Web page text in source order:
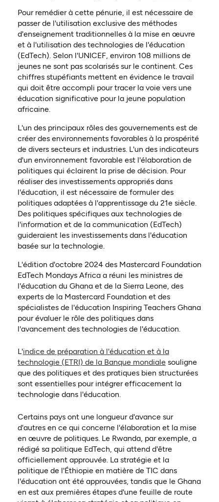
Pour remédier à cette pénurie, il est nécessaire de
passer de l'utilisation exclusive des méthodes
d'enseignement traditionnelles à la mise en œuvre
et à l'utilisation des technologies de l'éducation
(EdTech). Selon l'UNICEF, environ 108 millions de
jeunes ne sont pas scolarisés sur le continent. Ces
chiffres stupéfiants mettent en évidence le travail
qui doit être accompli pour tracer la voie vers une
éducation significative pour la jeune population
africaine.
L'un des principaux rôles des gouvernements est de
créer des environnements favorables à la prospérité
de divers secteurs et industries. L'un des indicateurs
d'un environnement favorable est l'élaboration de
politiques qui éclairent la prise de décision. Pour
réaliser des investissements appropriés dans
l'éducation, il est nécessaire de formuler des
politiques adaptées à l'apprentissage du 21e siècle.
Des politiques spécifiques aux technologies de
l'information et de la communication (EdTech)
guideraient les investissements dans l'éducation
basée sur la technologie.
L'édition d'octobre 2024 des Mastercard Foundation
EdTech Mondays Africa a réuni les ministres de
l'éducation du Ghana et de la Sierra Leone, des
experts de la Mastercard Foundation et des
spécialistes de l'éducation Inspiring Teachers Ghana
pour évaluer le rôle des politiques dans
l'avancement des technologies de l'éducation.
L'indice de préparation à l'éducation et à la
technologie (ETRI) de la Banque mondiale(ouvre dans
souligne
que des politiques et des pratiques bien structurées
sont essentielles pour intégrer efficacement la
technologie dans l'éducation.
Certains pays ont une longueur d'avance sur
d'autres en ce qui concerne l'élaboration et la mise
en œuvre de politiques. Le Rwanda, par exemple, a
rédigé sa politique EdTech, qui attend d'être
officiellement approuvée. La stratégie et la
politique de l'Éthiopie en matière de TIC dans
l'éducation ont été approuvées, tandis que le Ghana
en est aux premières étapes d'une feuille de route